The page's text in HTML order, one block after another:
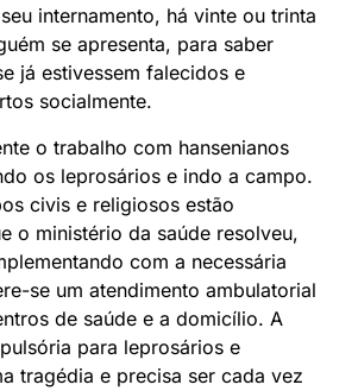
internamento, há vinte ou trinta
se apresenta, para saber
já estivessem falecidos e
socialmente.
o trabalho com hansenianos
os leprosários e indo a campo.
civis e religiosos estão
o ministério da saúde resolveu,
com a necessária
se um atendimento ambulatorial
de saúde e a domicílio. A
para leprosários e
tragédia e precisa ser cada vez